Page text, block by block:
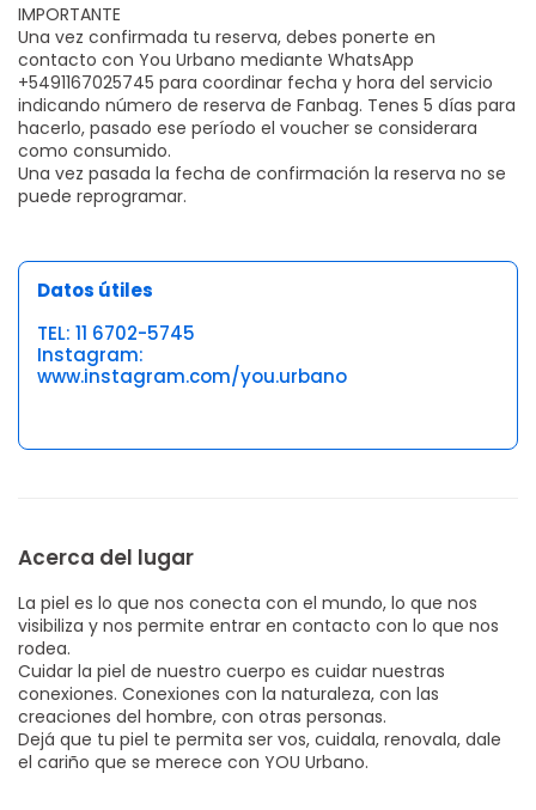
IMPORTANTE
Una vez confirmada tu reserva, debes ponerte en
contacto con You Urbano mediante WhatsApp
+5491167025745 para coordinar fecha y hora del servicio
indicando número de reserva de Fanbag. Tenes 5 días para
hacerlo, pasado ese período el voucher se considerara
como consumido.
Una vez pasada la fecha de confirmación la reserva no se
puede reprogramar.
Datos útiles
TEL: 11 6702-5745
Instagram:
www.instagram.com/you.urbano
Acerca del lugar
La piel es lo que nos conecta con el mundo, lo que nos
visibiliza y nos permite entrar en contacto con lo que nos
rodea.
Cuidar la piel de nuestro cuerpo es cuidar nuestras
conexiones. Conexiones con la naturaleza, con las
creaciones del hombre, con otras personas.
Dejá que tu piel te permita ser vos, cuidala, renovala, dale
el cariño que se merece con YOU Urbano.